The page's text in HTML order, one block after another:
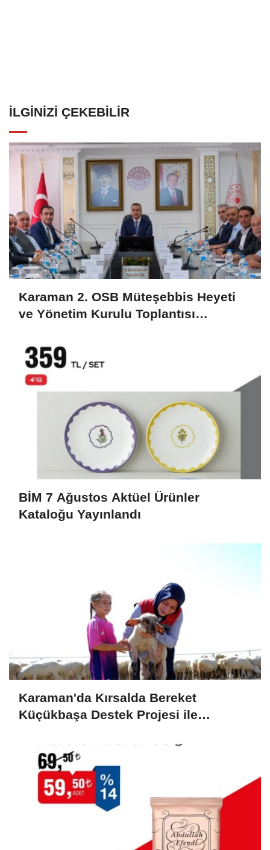
İLGINIZI ÇEKEBILIR
Karaman 2. OSB Müteşebbis Heyeti
ve Yönetim Kurulu Toplantısı
BİM 7 Ağustos Aktüel Ürünler
Kataloğu Yayınlandı
Karaman'da Kırsalda Bereket
Küçükbaşa Destek Projesi ile